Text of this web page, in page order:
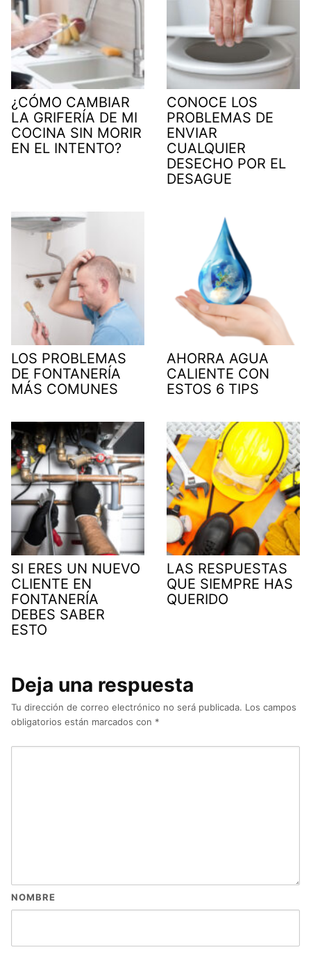
¿CÓMO CAMBIAR
LA GRIFERÍA DE MI
COCINA SIN MORIR
EN EL INTENTO?
CONOCE LOS
PROBLEMAS DE
ENVIAR
CUALQUIER
DESECHO POR EL
DESAGUE
LOS PROBLEMAS
DE FONTANERÍA
MÁS COMUNES
AHORRA AGUA
CALIENTE CON
ESTOS 6 TIPS
SI ERES UN NUEVO
CLIENTE EN
FONTANERÍA
DEBES SABER
ESTO
LAS RESPUESTAS
QUE SIEMPRE HAS
QUERIDO
Deja una respuesta
Tu dirección de correo electrónico no será publicada. Los campos
obligatorios están marcados con *
NOMBRE